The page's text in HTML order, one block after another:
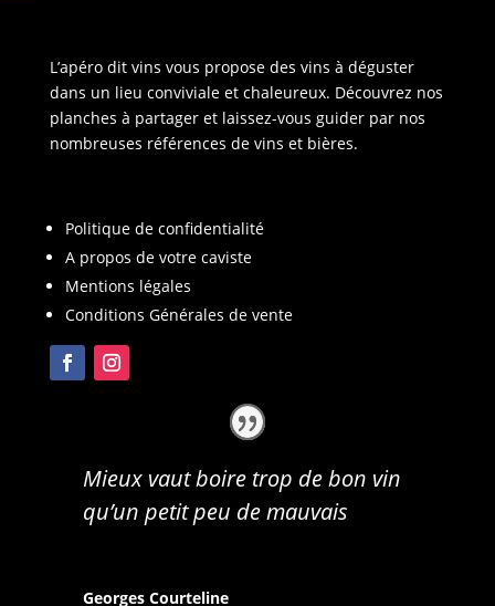
L’apéro dit vins vous propose des vins à déguster
dans un lieu conviviale et chaleureux. Découvrez nos
planches à partager et laissez-vous guider par nos
nombreuses références de vins et bières.
Politique de confidentialité
A propos de votre caviste
Mentions légales
Conditions Générales de vente
Mieux vaut boire trop de bon vin
qu’un petit peu de mauvais
Georges Courteline